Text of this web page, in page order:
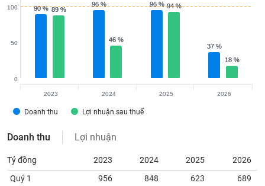
90 %
90 %
96 %
96 % 96 %
96 %
37 %
37 %
89 %
89 %
46 %
46 %
94 %
94 %
18 %
18 %
Doanh thu Lợi nhuận sau thuế
0
50
100
2023 2024 2025 2026
Doanh thu Lợi nhuận
Tỷ đồng 2023 2024 2025
2026
Quý 1
956 848 623 689